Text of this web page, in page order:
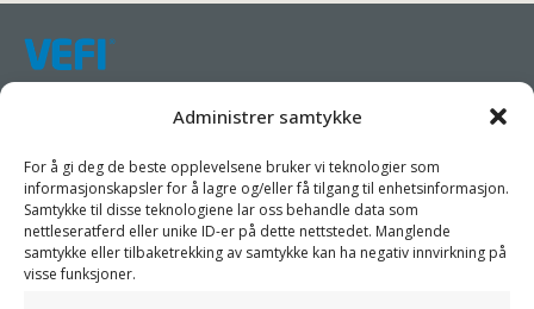
Administrer samtykke
For å gi deg de beste opplevelsene bruker vi teknologier som
informasjonskapsler for å lagre og/eller få tilgang til enhetsinformasjon.
Samtykke til disse teknologiene lar oss behandle data som
nettleseratferd eller unike ID-er på dette nettstedet. Manglende
samtykke eller tilbaketrekking av samtykke kan ha negativ innvirkning på
visse funksjoner.
Samarbeider mot en bærekraftig emballasjeindustri.
Vi har som mål å forenkle kundenes forretningsdrift, fremme
bærekraft og øke lønnsomheten ved å tilby dem passende
produkter og tjenester.
Som spesialister samarbeider vi med våre partnere for å